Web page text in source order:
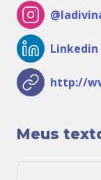
Meus
Linkedin
http://